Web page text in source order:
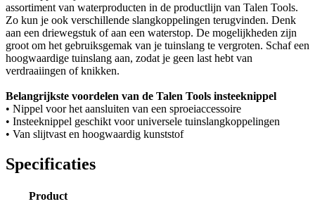
assortiment van waterproducten in de productlijn van Talen Tools.
Zo kun je ook verschillende slangkoppelingen terugvinden. Denk
aan een driewegstuk of aan een waterstop. De mogelijkheden zijn
groot om het gebruiksgemak van je tuinslang te vergroten. Schaf een
hoogwaardige tuinslang aan, zodat je geen last hebt van
verdraaiingen of knikken.
Belangrijkste voordelen van de Talen Tools insteeknippel
• Nippel voor het aansluiten van een sproeiaccessoire
• Insteeknippel geschikt voor universele tuinslangkoppelingen
• Van slijtvast en hoogwaardig kunststof
Specificaties
Product